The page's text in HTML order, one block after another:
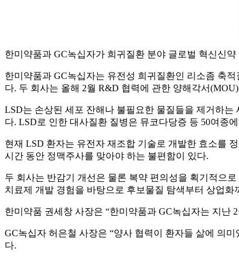
한미약품과 GC녹십자가 희귀질환 분야 글로벌 혁신신
한미약품과 GC녹십자는 유전성 희귀질환인 리소좀 축적
다. 두 회사는 올해 2월 R&D 협력에 관한 양해각서
LSD는 손상된 세포 잔해나 불필요한 물질들을 제거하는
다. LSD로 인한 대사질환 질병은 뮤코다당증 등 50여종
현재 LSD 환자는 유전자 재조합 기술로 개발한 효소를
시간 동안 정맥주사를 맞아야 하는 불편함이 있다.
두 회사는 반감기 개선은 물론 복약 편의성을 획기적으
치료제 개발 경험을 바탕으로 후보물질 탐색부터 상업
한미약품 권세창 사장은 “한미약품과 GC녹십자는 지난
GC녹십자 허은철 사장은 “양사 협력이 환자들 삶에 의
다.